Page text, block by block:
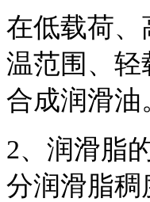
在低载荷、
温范围、轻
合成润滑油
2、润滑脂
分润滑脂稠